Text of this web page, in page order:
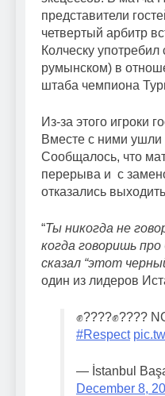
представители
четвертый арбитр
Колческу
румынском) в
штаба чемпиона
Из-за этого игроки
Вместе с ними
Сообщалось, что
перерыва и с
отказались
“Ты никогда не
когда говоришь
сказал “этот
один из лидеров
✊????✊????
#Respect
— İstanbul
December 8,